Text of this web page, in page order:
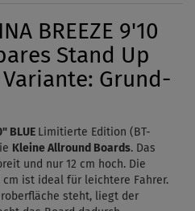
BREEZE 9'10
Stand Up
Grund-
BLUE Limitierte Edition (BT-
Kleine Allround Boards. Das
und nur 12 cm hoch. Die
cm ist ideal für leichtere Fahrer.
steht, liegt der